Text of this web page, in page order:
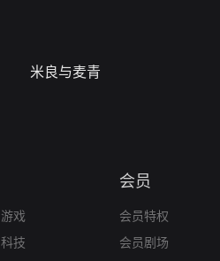
米良与麦青
游戏
科技
会员
会员特权
会员剧场